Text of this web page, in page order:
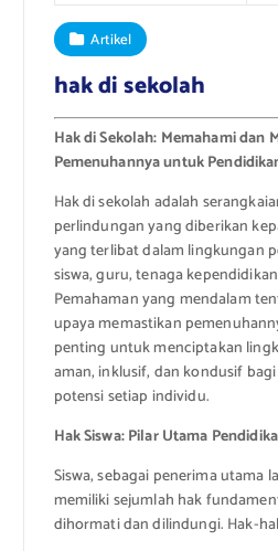
Artikel
hak di sekolah
Hak di Sekolah: Memahami dan
Pemenuhannya untuk
Hak di sekolah adalah
perlindungan yang diberikan
yang terlibat dalam lingkungan
siswa, guru, tenaga
Pemahaman yang mendalam
upaya memastikan
penting untuk menciptakan
aman, inklusif, dan kondusif
potensi setiap individu.
Hak Siswa: Pilar Utama
Siswa, sebagai penerima utama
memiliki sejumlah hak
dihormati dan dilindungi. Hak-